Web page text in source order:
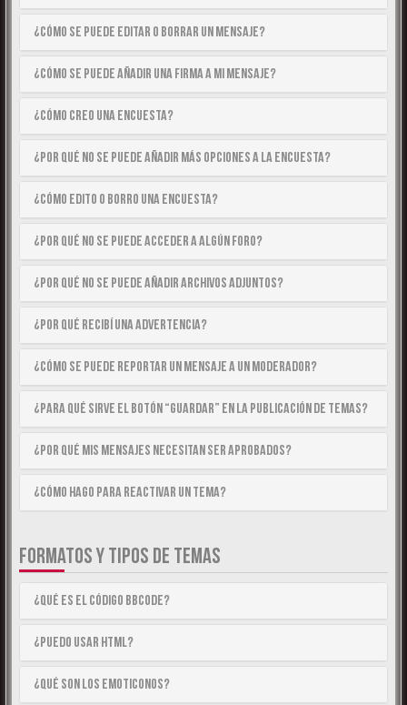
¿Cómo se puede editar o borrar un mensaje?
¿Cómo se puede añadir una firma a mi mensaje?
¿Cómo creo una encuesta?
¿Por qué no se puede añadir más opciones a la encuesta?
¿Cómo edito o borro una encuesta?
¿Por qué no se puede acceder a algún foro?
¿Por qué no se puede añadir archivos adjuntos?
¿Por qué recibí una advertencia?
¿Cómo se puede reportar un mensaje a un moderador?
¿Para qué sirve el botón “Guardar” en la publicación de temas?
¿Por qué mis mensajes necesitan ser aprobados?
¿Cómo hago para reactivar un tema?
FORMATOS Y TIPOS DE TEMAS
¿Qué es el código BBCode?
¿Puedo usar HTML?
¿Qué son los emoticonos?